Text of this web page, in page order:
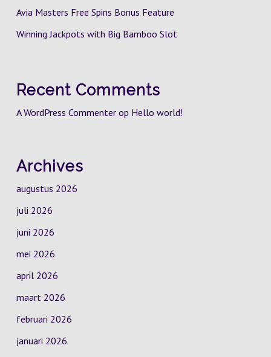
Avia Masters Free Spins Bonus Feature
Winning Jackpots with Big Bamboo Slot
Recent Comments
A WordPress Commenterop Hello world!
Archives
augustus 2026
juli 2026
juni 2026
mei 2026
april 2026
maart 2026
februari 2026
januari 2026